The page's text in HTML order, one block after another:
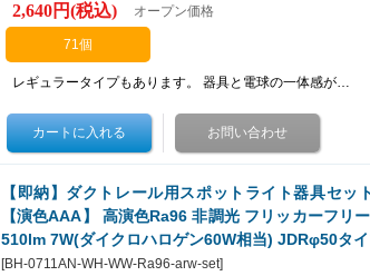
2,640円(税込) オープン価格
71個
レギュラータイプもあります。 器具と電球の一体感が…
【即納】ダクトレール用スポットライト器具セッ
【演色AAA】 高演色Ra96 非調光 フリッカーフリ
510lm 7W(ダイクロハロゲン60W相当) JDRφ50タ
[BH-0711AN-WH-WW-Ra96-arw-set]